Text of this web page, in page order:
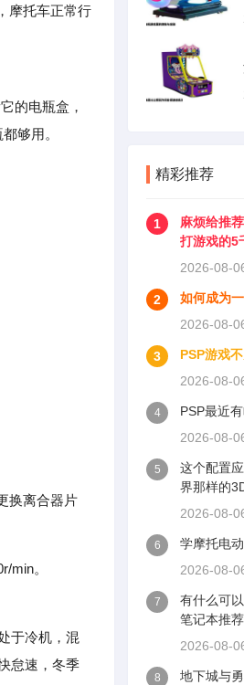
摩托车正常行
的电瓶盒，
够用。
换离合器片
min。
于冷机，混
怠速，冬季
精彩推荐
1
麻烦给推
打游戏的5
2026-08-
2
如何成为
2026-08-
3
PSP游戏
2026-08-
4
PSP最近
2026-08-
5
这个配置
界那样的
2026-08-
6
学摩托电
2026-08-
7
有什么可
笔记本推荐
2026-08-
8
地下城与